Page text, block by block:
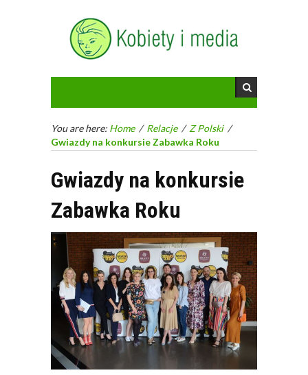
You are here: Home / Relacje / Z Polski /
Gwiazdy na konkursie Zabawka Roku
Gwiazdy na konkursie
Zabawka Roku